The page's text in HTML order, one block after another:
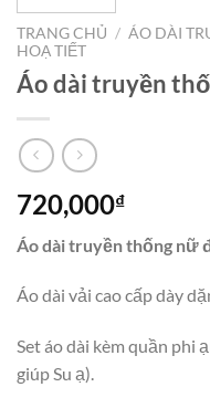
TRANG CHỦ / ÁO DÀI
HOẠ TIẾT
Áo dài truyền
720,000₫
Áo dài truyền thống nữ
Áo dài vải cao cấp dày
Set áo dài kèm quần phi
giúp Su ạ).